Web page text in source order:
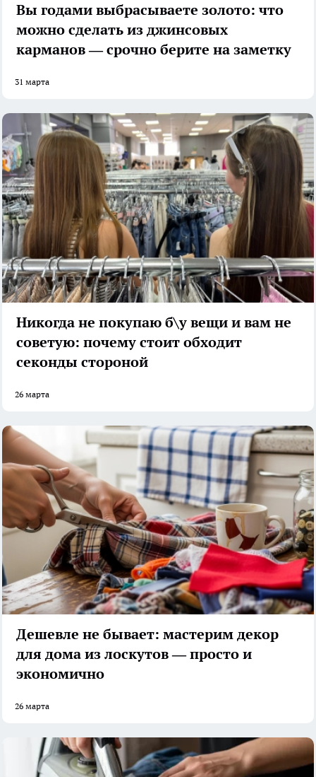
Вы годами выбрасываете золото: что
можно сделать из джинсовых
карманов — срочно берите на заметку
31 марта
Никогда не покупаю б\у вещи и вам не
советую: почему стоит обходит
секонды стороной
26 марта
Дешевле не бывает: мастерим декор
для дома из лоскутов — просто и
экономично
26 марта